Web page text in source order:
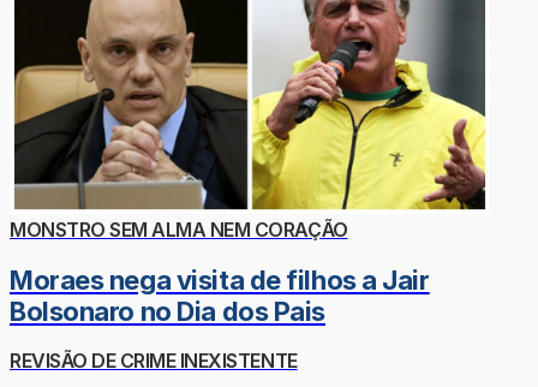
MONSTRO SEM ALMA NEM CORAÇÃO
Moraes nega visita de filhos a Jair
Bolsonaro no Dia dos Pais
REVISÃO DE CRIME INEXISTENTE